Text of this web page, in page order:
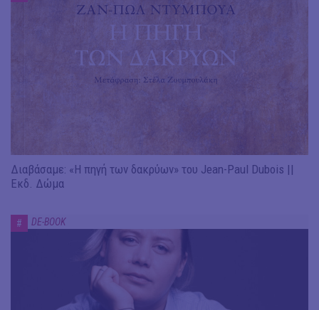
Διαβάσαμε: «Η πηγή των δακρύων» του Jean-Paul Dubois ||
Εκδ. Δώμα
# DE-BOOK